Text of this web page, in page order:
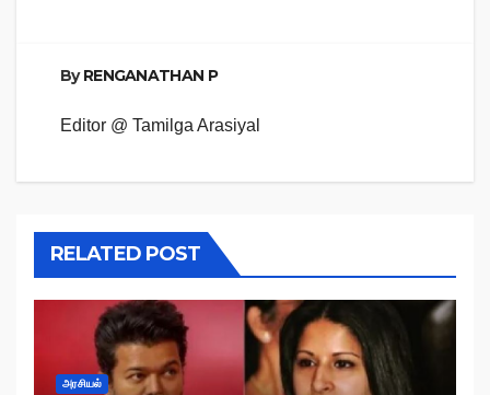
ByRENGANATHAN P
Editor @ Tamilga Arasiyal
RELATED POST
அரசியல்